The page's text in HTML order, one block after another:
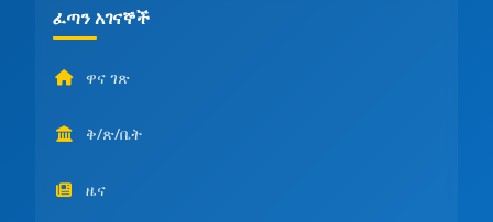
ፈጣን አገናኞች
ዋና ገጽ
ቅ/ጽ/ቤት
ዜና